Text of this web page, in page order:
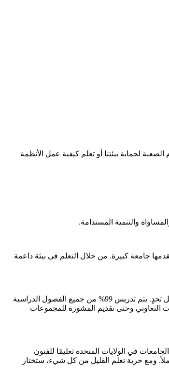
لحماية بيئتنا أو تعلم كيفية عمل الأنظمة
والتنمية المستدامة.
جامعة كبيرة. من خلال التعلم في بيئة داعمة
يتعلم الطلاب في جامعة ويسترن داخل الفصل الدراسي وخارجه مع أعضاء هيئة التدريس ذوي الخبرة الذين يرغبون في بذل جهد إضافي ودعم الطلاب في كل تحدٍ. يتم تدريس 99% من جميع الفصول الدراسية
البحث التعاوني وحتى تقديم المشورة للمجموعات
في الولايات المتحدة تعليمًا للفنون
ومع حرية تعلم القليل من كل شيء، ستختار